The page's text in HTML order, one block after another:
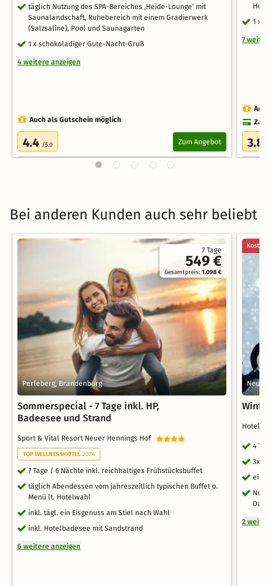
täglich Nutzung des SPA-Bereiches ‚Heide-Lounge‘ mit
Saunalandschaft, Ruhebereich mit einem Gradierwerk
(Salzsaline), Pool und Saunagarten
1 x schokoladiger Gute-Nacht-Gruß
4 weitere anzeigen
Auch als Gutschein möglich
4.4 /5.0 Zum Angebot
1 x
7
3.8
Bei anderen Kunden auch sehr beliebt
7 Tage
549 €
Gesamtpreis:1.098 €
Perleberg, Brandenburg
Sommerspecial - 7 Tage inkl. HP,
Badeesee und Strand
Sport & Vital Resort Neuer Hennings Hof
TOP WELLNESSHOTEL 2024
7 Tage / 6 Nächte inkl. reichhaltiges Frühstücksbuffet
täglich Abendessen vom jahreszeitlich typischen Buffet o.
Menü lt. Hotelwahl
inkl. tägl. ein Eisgenuss am Stiel nach Wahl
inkl. Hotelbadesee mit Sandstrand
6 weitere anzeigen
Hotel
4
3x
ein
2